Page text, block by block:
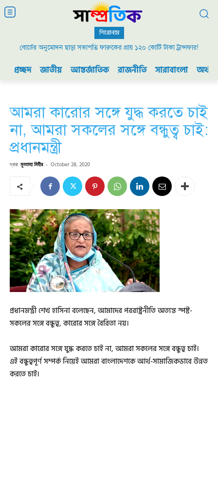
শিরোনাম
বোর্ডের অনুমোদন ছাড়া সভাপতি ফারুকের প্রায় ১২০ কোটি টাকা ট্রান্সফার!
প্রচ্ছদ জাতীয় আন্তর্জাতিক রাজনীতি সারাবাংলা
আমরা কারোর সঙ্গে যুদ্ধ করতে চাই
না, আমরা সকলের সঙ্গে বন্ধুত্ব চাই:
প্রধানমন্ত্রী
দ্বারা মুনতাহা মিহীর - October 28, 2020
প্রধানমন্ত্রী শেখ হাসিনা বলেছেন, আমাদের পররাষ্ট্রনীতি অত্যন্ত স্পষ্ট-
সকলের সঙ্গে বন্ধুত্ব, কারোর সঙ্গে বৈরিতা নয়।
আমরা কারোর সঙ্গে যুদ্ধ করতে চাই না, আমরা সকলের সঙ্গে বন্ধুত্ব চাই।
এই বন্ধুত্বপূর্ণ সম্পর্ক নিয়েই আমরা বাংলাদেশকে আর্থ-সামাজিকভাবে উন্নত
করতে চাই।